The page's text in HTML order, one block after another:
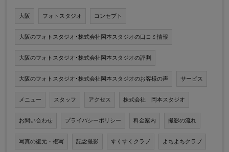
大阪 フォトスタジオ コンセプト
大阪のフォトスタジオ･株式会社岡本スタジオの口コミ情報
大阪のフォトスタジオ･株式会社岡本スタジオの評判
大阪のフォトスタジオ･株式会社岡本スタジオのお客様の声 サービス
メニュー スタッフ アクセス 株式会社 岡本スタジオ
お問い合わせ プライバシーポリシー 料金案内 撮影の流れ
写真の復元・複写 記念撮影 すくすくクラブ よちよちクラブ